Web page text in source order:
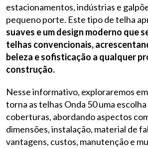
estacionamentos, indústrias e
pequeno porte. Este tipo de telha
suaves e um design moderno que
telhas convencionais,
beleza e sofisticação a qualquer
construção.
Nesse informativo, exploraremos
torna as telhas Onda 50 uma
coberturas, abordando aspectos
dimensões, instalação, material de
vantagens, custos, manutenção e